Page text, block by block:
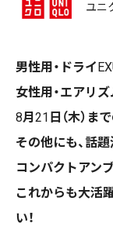
ユニ
男性用・ドライ
女性用・エアリズ
8月21 日（木）ま
その他にも、話題
コンパクトアン
これからも大活
い！